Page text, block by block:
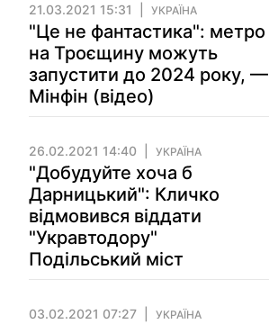
21.03.2021 15:31 УКРАЇНА
"Це не фантастика": метро
на Троєщину можуть
запустити до 2024 року, —
Мінфін (відео)
26.02.2021 14:40 УКРАЇНА
"Добудуйте хоча б
Дарницький": Кличко
відмовився віддати
"Укравтодору"
Подільський міст
03.02.2021 07:27 УКРАЇНА